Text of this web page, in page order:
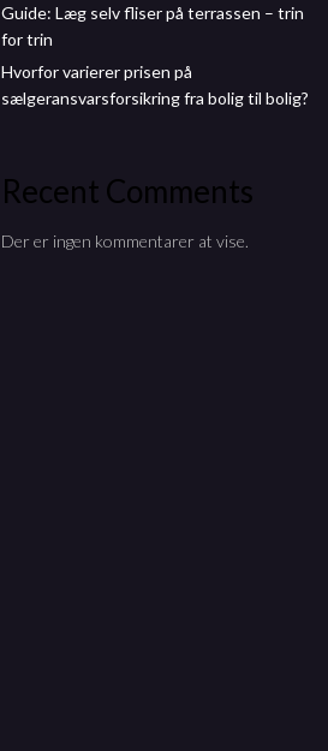
Guide: Læg selv fliser på terrassen – trin
for trin
Hvorfor varierer prisen på
sælgeransvarsforsikring fra bolig til bolig?
Recent Comments
Der er ingen kommentarer at vise.